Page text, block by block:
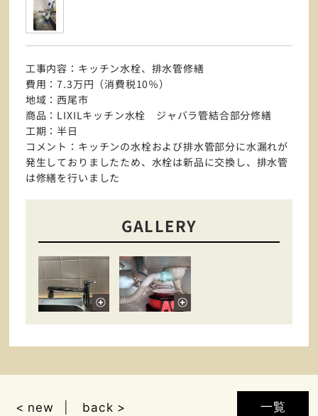
工事内容：キッチン水栓、排水管修繕
費用：7.3万円（消費税10％）
地域：西尾市
商品：LIXILキッチン水栓 ジャバラ管結合部分修繕
工期：半日
コメント：キッチンの水栓および排水管部分に水漏れが
発生しておりましたため、水栓は新品に交換し、排水管
は修繕を行いました
GALLERY
一覧
< new back >